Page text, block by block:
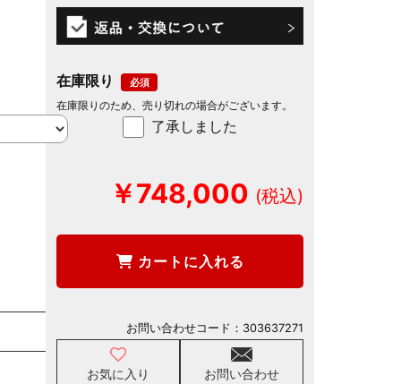
在庫限り
了承しました
在庫限りのため、売り切れの場合がございます。
￥748,000
カートに入れる
お気に入り お問い合わせ
お問い合わせコード： 303637271